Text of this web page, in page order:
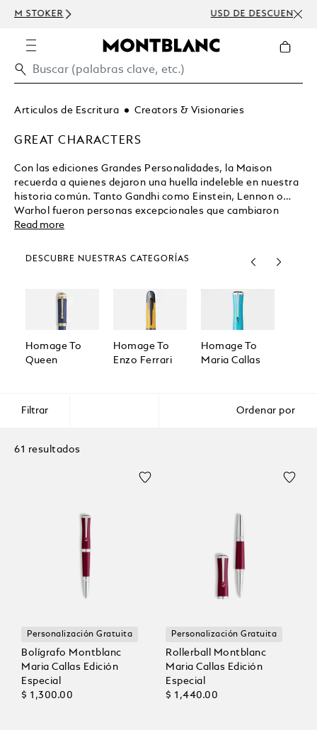
USD DE DESCUENTO CON TU PEDIDO SUPERIOR A
Articulos de Escritura Creators & Visionaries
GREAT CHARACTERS
Con las ediciones Grandes Personalidades, la Maison
recuerda a quienes dejaron una huella indeleble en nuestra
historia común. Tanto Gandhi como Einstein, Lennon o
Warhol fueron personas excepcionales que cambiaron
significativamente la forma en la que vemos el mundo.
con artículos de escritura exclusivos de edición limitada
para ilustrar sus contribuciones únicas a la humanidad
Read more
DESCUBRE NUESTRAS CATEGORÍAS
Homage To
Queen
Homage To
Enzo Ferrari
Homage To
Maria Callas
Filtrar Ordenar por
61 resultados
Personalización Gratuita
Bolígrafo Montblanc
Maria Callas Edición
Especial
$ 1,300.00
Personalización Gratuita
Rollerball Montblanc
Maria Callas Edición
Especial
$ 1,440.00